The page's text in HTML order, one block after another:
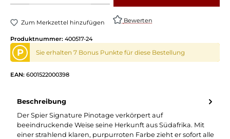
Zum Merkzettel hinzufügen Bewerten
Produktnummer: 400517-24
P Sie erhalten 7 Bonus Punkte für diese Bestellung
EAN: 6001522000398
Beschreibung
Der Spier Signature Pinotage verkörpert auf
beeindruckende Weise seine Herkunft aus Südafrika. Mit
einer strahlend klaren, purpurroten Farbe zieht er sofort alle